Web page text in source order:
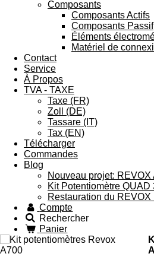
Composants
Composants Actifs
Composants Passif
Éléments
Matériel de
Contact
Service
À Propos
TVA - TAXE
Taxe (FR)
Zoll (DE)
Tassare (IT)
Tax (EN)
Télécharger
Commandes
Blog
Nouveau projet: REVOX
Kit Potentiomètre QUAD
Restauration du REVOX
Compte
Rechercher
Panier